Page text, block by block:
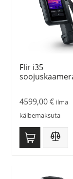
Flir i35
4599,00€ ilma
käibemaksuta